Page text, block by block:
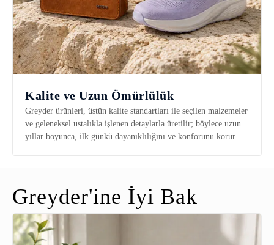
Kalite ve Uzun Ömürlülük
Greyder ürünleri, üstün kalite standartları ile seçilen malzemeler
ve geleneksel ustalıkla işlenen detaylarla üretilir; böylece uzun
yıllar boyunca, ilk günkü dayanıklılığını ve konforunu korur.
Greyder'ine İyi Bak